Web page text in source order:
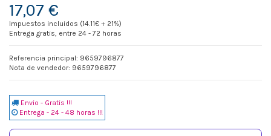
17,07 €
Impuestos incluidos (14.11€ + 21%)
Entrega gratis, entre 24 - 72 horas
Referencia principal: 9659796877
Nota de vendedor: 9659796877
Envio - Gratis !!!
Entrega - 24 - 48 horas !!!